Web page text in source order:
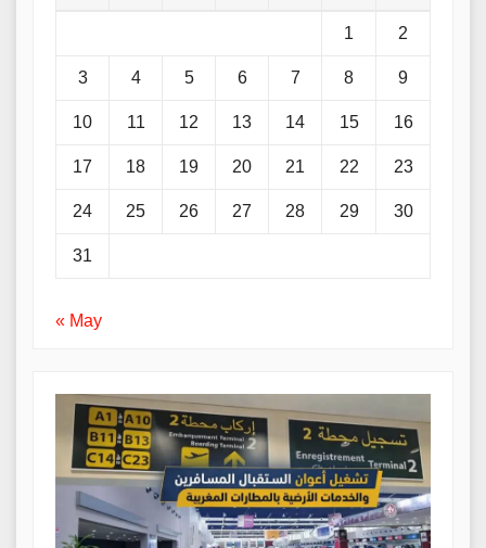
1 2
3 4 5 6 7 8 9
10 11 12 13 14 15 16
17 18 19 20 21 22 23
24 25 26 27 28 29 30
31
« May